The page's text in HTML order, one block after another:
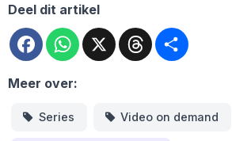
Deel dit artikel
FacebookWhatsApp
X Threads
Meer over:
Series Video on demand